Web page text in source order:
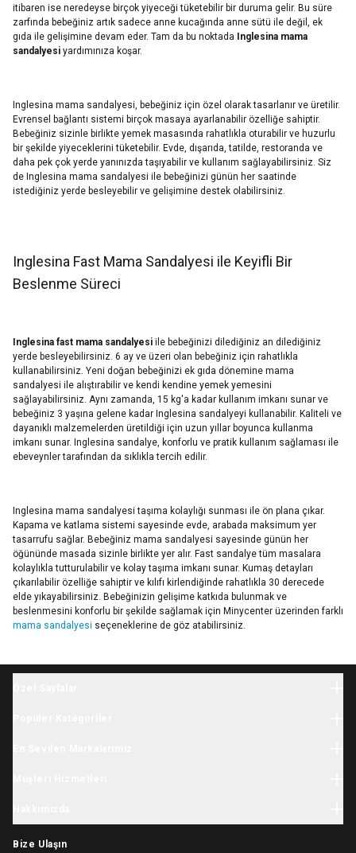
itibaren ise neredeyse birçok yiyeceği tüketebilir bir duruma gelir. Bu süre
zarfında bebeğiniz artık sadece anne kucağında anne sütü ile değil, ek
gıda ile gelişimine devam eder. Tam da bu noktada
Inglesina mama
sandalyesi yardımınıza koşar.
Inglesina mama sandalyesi, bebeğiniz için özel olarak tasarlanır ve üretilir.
Evrensel bağlantı sistemi birçok masaya ayarlanabilir özelliğe sahiptir.
Bebeğiniz sizinle birlikte yemek masasında rahatlıkla oturabilir ve huzurlu
bir şekilde yiyeceklerini tüketebilir. Evde, dışarıda, tatilde, restoranda ve
daha pek çok yerde yanınızda taşıyabilir ve kullanım sağlayabilirsiniz. Siz
de Inglesina mama sandalyesi ile bebeğinizi günün her saatinde
istediğiniz yerde besleyebilir ve gelişimine destek olabilirsiniz.
Inglesina Fast Mama Sandalyesi ile Keyifli Bir
Beslenme Süreci
Inglesina fast mama sandalyesi ile bebeğinizi dilediğiniz an dilediğiniz
yerde besleyebilirsiniz. 6 ay ve üzeri olan bebeğiniz için rahatlıkla
kullanabilirsiniz. Yeni doğan bebeğinizi ek gıda dönemine mama
sandalyesi ile alıştırabilir ve kendi kendine yemek yemesini
sağlayabilirsiniz. Aynı zamanda, 15 kg'a kadar kullanım imkanı sunar ve
bebeğiniz 3 yaşına gelene kadar Inglesina sandalyeyi kullanabilir. Kaliteli ve
dayanıklı malzemelerden üretildiği için uzun yıllar boyunca kullanma
imkanı sunar. Inglesina sandalye, konforlu ve pratik kullanım sağlaması ile
ebeveynler tarafından da sıklıkla tercih edilir.
Inglesina mama sandalyesi taşıma kolaylığı sunması ile ön plana çıkar.
Kapama ve katlama sistemi sayesinde evde, arabada maksimum yer
tasarrufu sağlar. Bebeğiniz mama sandalyesi sayesinde günün her
öğününde masada sizinle birlikte yer alır. Fast sandalye tüm masalara
kolaylıkla tutturulabilir ve kolay taşıma imkanı sunar. Kumaş detayları
çıkarılabilir özelliğe sahiptir ve kılıfı kirlendiğinde rahatlıkla 30 derecede
elde yıkayabilirsiniz. Bebeğinizin gelişime katkıda bulunmak ve
beslenmesini konforlu bir şekilde sağlamak için Minycenter üzerinden farklı
mama sandalyesi seçeneklerine de göz atabilirsiniz.
Çocuk Mont
OshKosh
Baby Brezza
Sipariş Takibi
Bize Ulaşın